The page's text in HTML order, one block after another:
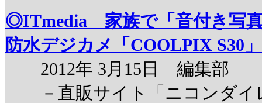
◎ITmedia 家族で「音付き写
防水デジカメ「COOLPIX S30」
2012年 3月15日 編集部
－直販サイト「ニコンダイ